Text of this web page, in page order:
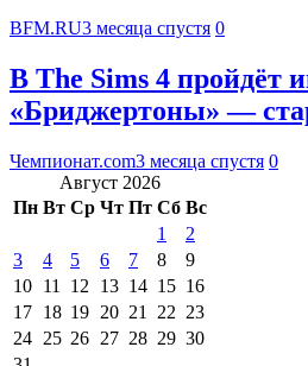
BFM.RU3 месяца спустя 0
В The Sims 4 пройдёт
«Бриджертоны» —
Чемпионат.com3 месяца спустя 0
Август 2026
Пн Вт Ср Чт Пт Сб Вс
1
2
3
4 5 6 7 8
9
10 11 12 13 14 15 16
17 18 19 20 21 22 23
24 25 26 27 28 29 30